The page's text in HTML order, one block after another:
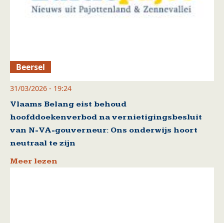
Beersel
31/03/2026 - 19:24
Vlaams Belang eist behoud
hoofddoekenverbod na vernietigingsbesluit
van N-VA-gouverneur: Ons onderwijs hoort
neutraal te zijn
Meer lezen